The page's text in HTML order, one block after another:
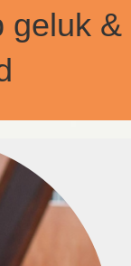
geluk &